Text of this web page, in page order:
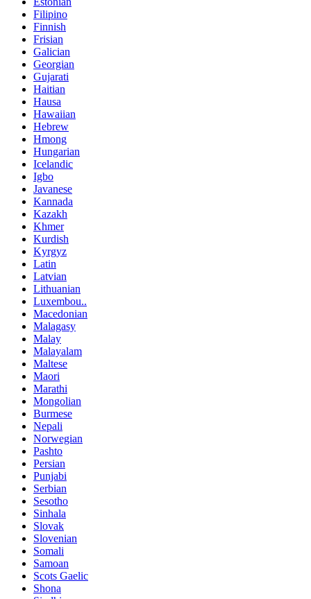
Filipino
Finnish
Frisian
Galician
Georgian
Gujarati
Haitian
Hausa
Hawaiian
Hebrew
Hmong
Hungarian
Icelandic
Igbo
Javanese
Kannada
Kazakh
Khmer
Kurdish
Kyrgyz
Latin
Latvian
Lithuanian
Luxembou..
Macedonian
Malagasy
Malay
Malayalam
Maltese
Maori
Marathi
Mongolian
Burmese
Nepali
Norwegian
Pashto
Persian
Punjabi
Serbian
Sesotho
Sinhala
Slovak
Slovenian
Somali
Samoan
Scots Gaelic
Shona